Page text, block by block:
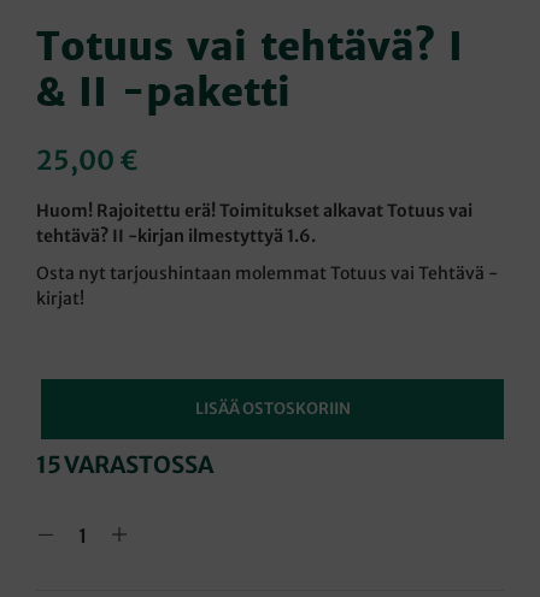
Totuus vai tehtävä? I
& II -paketti
25,00 €
Huom! Rajoitettu erä! Toimitukset alkavat Totuus vai
tehtävä? II -kirjan ilmestyttyä 1.6.
Osta nyt tarjoushintaan molemmat Totuus vai Tehtävä -
kirjat!
LISÄÄ OSTOSKORIIN
15 VARASTOSSA